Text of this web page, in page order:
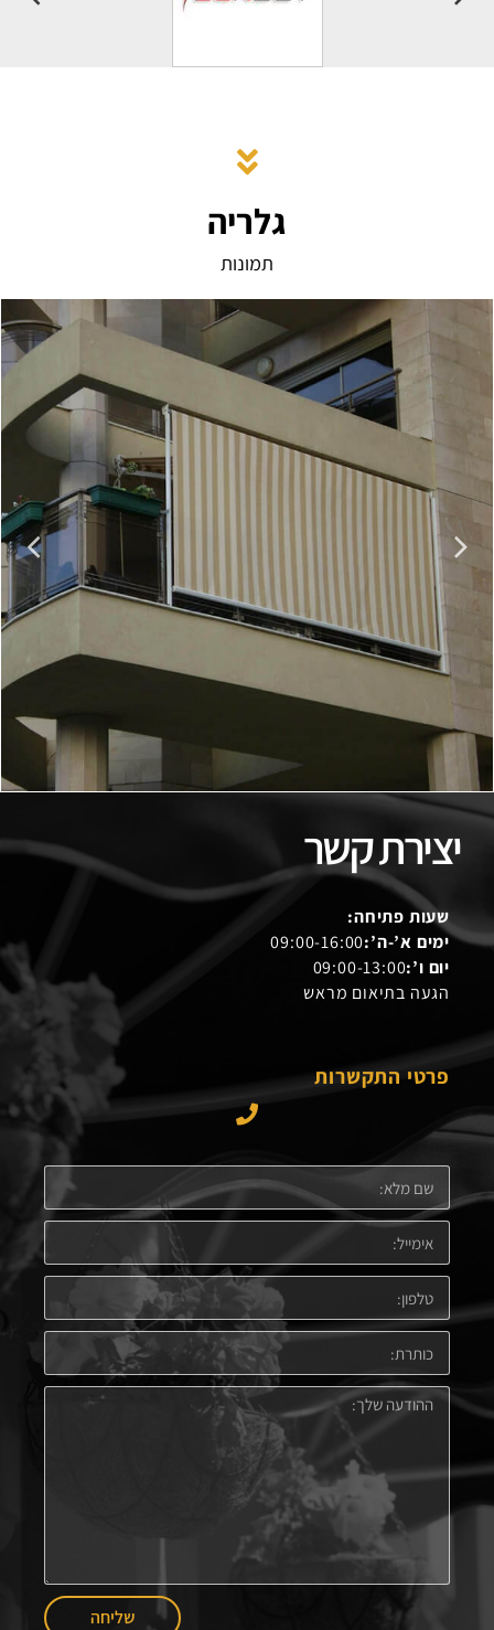
גלריה
תמונות
יצירת קשר
שעות פתיחה:
ימים א’-ה’:09:00-16:00
יום ו’:09:00-13:00
הגעה בתיאום מראש
פרטי התקשרות
שליחה